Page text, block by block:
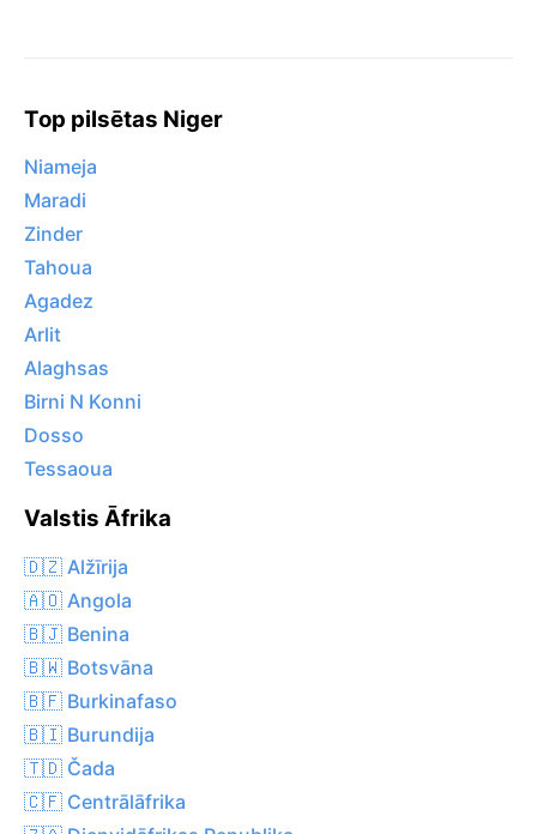
Top pilsētas Niger
Niameja
Maradi
Zinder
Tahoua
Agadez
Arlit
Alaghsas
Birni N Konni
Dosso
Tessaoua
Valstis Āfrika
🇩🇿 Alžīrija
🇦🇴 Angola
🇧🇯 Benina
🇧🇼 Botsvāna
🇧🇫 Burkinafaso
🇧🇮 Burundija
🇹🇩 Čada
🇨🇫 Centrālāfrika